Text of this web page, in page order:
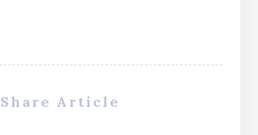
Share Article